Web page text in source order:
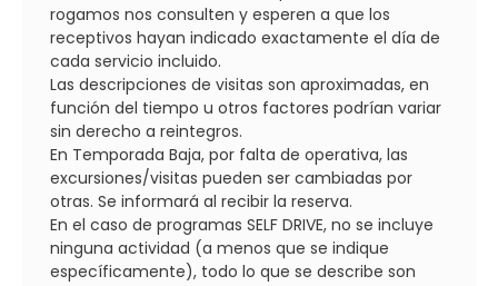
rogamos nos consulten y esperen a que los
receptivos hayan indicado exactamente el día de
cada servicio incluido.
Las descripciones de visitas son aproximadas, en
función del tiempo u otros factores podrían variar
sin derecho a reintegros.
En Temporada Baja, por falta de operativa, las
excursiones/visitas pueden ser cambiadas por
otras. Se informará al recibir la reserva.
En el caso de programas SELF DRIVE, no se incluye
ninguna actividad (a menos que se indique
específicamente), todo lo que se describe son